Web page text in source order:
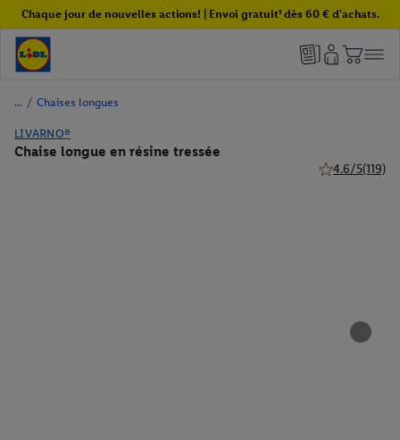
Chaque jour de nouvelles actions! | Envoi gratuit¹ dès 60 € d'achats.
/ Chaises longues
LIVARNO®
Chaise longue en résine tressée
4.6/5(119)